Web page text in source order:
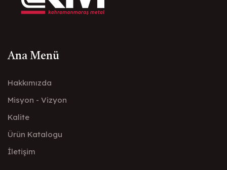
Ana Menü
Hakkımızda
Misyon - Vizyon
Kalite
Ürün Katalogu
İletişim